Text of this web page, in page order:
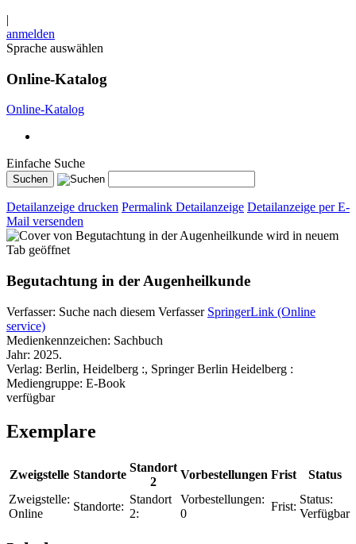
|
anmelden
Sprache auswählen
Online-Katalog
Online-Katalog
Einfache Suche
Detailanzeige drucken Permalink Detailanzeige Detailanzeige per E-
Mail versenden
wird in neuem
Tab geöffnet
Begutachtung in der Augenheilkunde
Verfasser: Suche nach diesem Verfasser SpringerLink (Online
service)
Medienkennzeichen: Sachbuch
Jahr: 2025.
Verlag: Berlin, Heidelberg :, Springer Berlin Heidelberg :
Mediengruppe: E-Book
verfügbar
Exemplare
Zweigstelle Standorte
Standort
2
Vorbestellungen Frist
Status
Zweigstelle:
Online
Standorte:
Standort
2:
Vorbestellungen:
0
Frist:
Status:
Verfügbar